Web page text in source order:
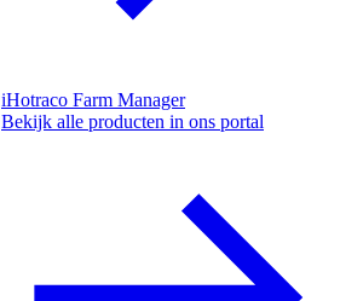
iHotraco Farm Manager
Bekijk alle producten in ons portal